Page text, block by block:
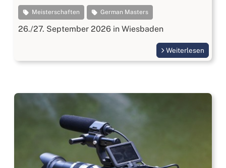
Meisterschaften German Masters
26./27. September 2026 in Wiesbaden
Weiterlesen